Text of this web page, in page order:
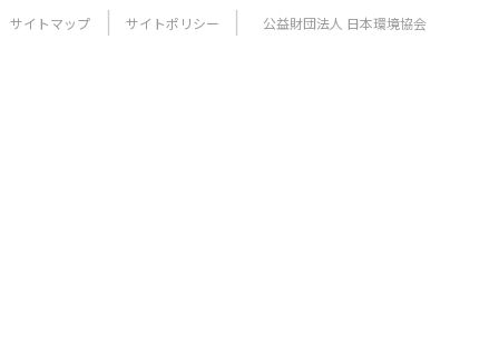
サイトマップ サイトポリシー 公益財団法人 日本環境協会